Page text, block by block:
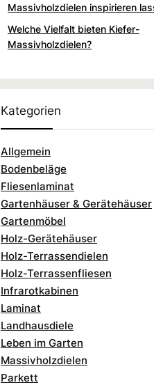
Massivholzdielen inspirieren
Welche Vielfalt bieten Kiefer-
Massivholzdielen?
Kategorien
Allgemein
Bodenbeläge
Fliesenlaminat
Gartenhäuser & Gerätehäuser
Gartenmöbel
Holz-Gerätehäuser
Holz-Terrassendielen
Holz-Terrassenfliesen
Infrarotkabinen
Laminat
Landhausdiele
Leben im Garten
Massivholzdielen
Parkett